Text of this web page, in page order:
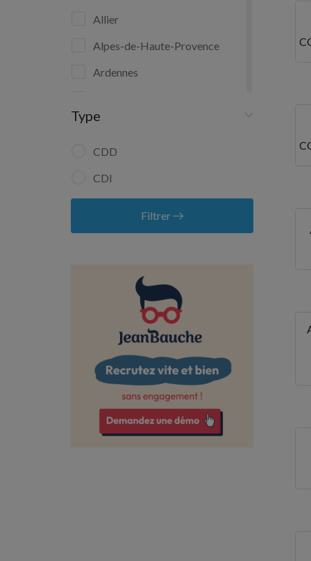
Allier
Alpes-de-Haute-Provence
Ardennes
Aude
Aveyron
Bas-Rhin
Calvados
Charente-Maritime
Corrèze
Côte-d'Or
Côtes-d'Armor
Creuse
Type
CDD
CDI
Filtrer